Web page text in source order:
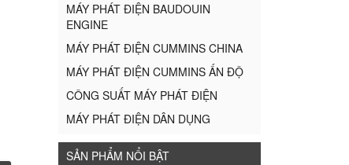
MÁY PHÁT ĐIỆN BAUDOUIN
ENGINE
MÁY PHÁT ĐIỆN CUMMINS CHINA
MÁY PHÁT ĐIỆN CUMMINS ẤN ĐỘ
CÔNG SUẤT MÁY PHÁT ĐIỆN
MÁY PHÁT ĐIỆN DÂN DỤNG
SẢN PHẨM NỔI BẬT